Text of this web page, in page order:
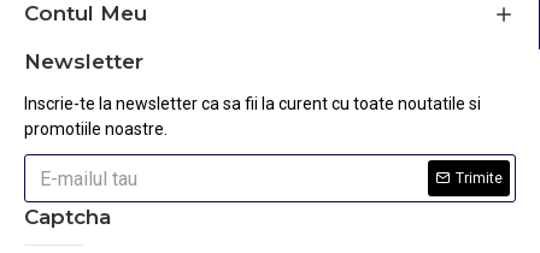
Contul Meu
Newsletter
Inscrie-te la newsletter ca sa fii la curent cu toate noutatile si
promotiile noastre.
Trimite
Captcha